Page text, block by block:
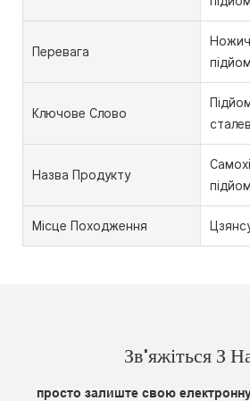
Перевага
Ключове Слово
Назва Продукту
Місце Походження
Зв'яжіться З
просто залиште свою